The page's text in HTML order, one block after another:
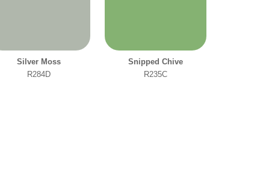
Silver Moss
R284D
Snipped Chive
R235C